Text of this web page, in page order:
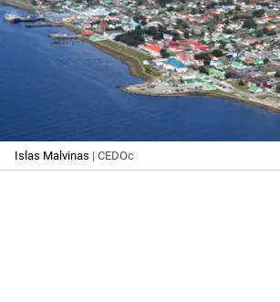
Islas Malvinas | CEDOc